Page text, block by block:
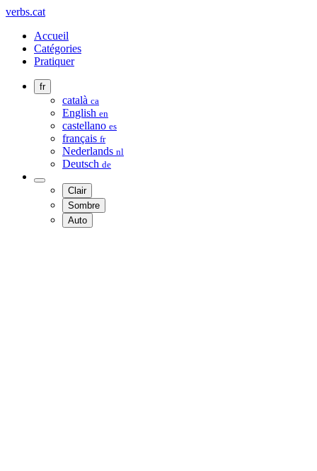
verbs.cat
Accueil
Catégories
Pratiquer
fr
català ca
English en
castellano es
français fr
Nederlands nl
Deutsch de
Clair
Sombre
Auto